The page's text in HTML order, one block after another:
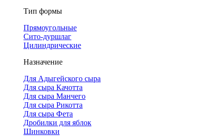
Тип формы
Прямоугольные
Сито-дуршлаг
Цилиндрические
Назначение
Для Адыгейского сыра
Для сыра Качотта
Для сыра Манчего
Для сыра Рикотта
Для сыра Фета
Дробилки для яблок
Шинковки